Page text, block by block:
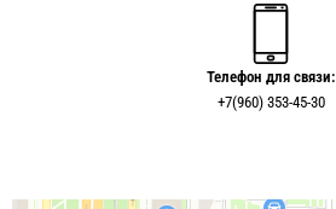
Телефон для связи:
+7(960) 353-45-30